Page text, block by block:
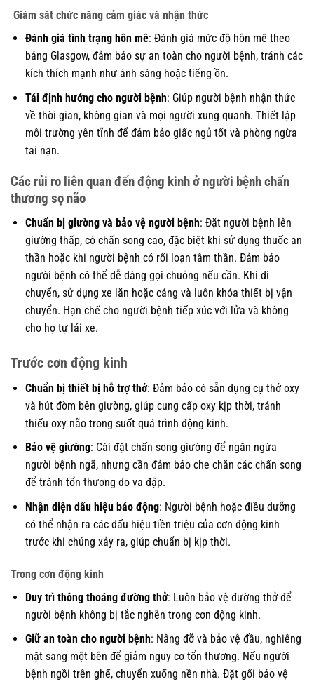
Giám sát chức năng cảm giác và nhận thức
Đánh giá tình trạng hôn mê: Đánh giá mức độ hôn mê theo
bảng Glasgow, đảm bảo sự an toàn cho người bệnh, tránh các
kích thích mạnh như ánh sáng hoặc tiếng ồn.
Tái định hướng cho người bệnh: Giúp người bệnh nhận thức
về thời gian, không gian và mọi người xung quanh. Thiết lập
môi trường yên tĩnh để đảm bảo giấc ngủ tốt và phòng ngừa
tai nạn.
Các rủi ro liên quan đến động kinh ở người bệnh chấn
thương sọ não
Chuẩn bị giường và bảo vệ người bệnh: Đặt người bệnh lên
giường thấp, có chấn song cao, đặc biệt khi sử dụng thuốc an
thần hoặc khi người bệnh có rối loạn tâm thần. Đảm bảo
người bệnh có thể dễ dàng gọi chuông nếu cần. Khi di
chuyển, sử dụng xe lăn hoặc cáng và luôn khóa thiết bị vận
chuyển. Hạn chế cho người bệnh tiếp xúc với lửa và không
cho họ tự lái xe.
Trước cơn động kinh
Chuẩn bị thiết bị hỗ trợ thở: Đảm bảo có sẵn dụng cụ thở oxy
và hút đờm bên giường, giúp cung cấp oxy kịp thời, tránh
thiếu oxy não trong suốt quá trình động kinh.
Bảo vệ giường: Cài đặt chấn song giường để ngăn ngừa
người bệnh ngã, nhưng cần đảm bảo che chắn các chấn song
để tránh tổn thương do va đập.
Nhận diện dấu hiệu báo động: Người bệnh hoặc điều dưỡng
có thể nhận ra các dấu hiệu tiền triệu của cơn động kinh
trước khi chúng xảy ra, giúp chuẩn bị kịp thời.
Trong cơn động kinh
Duy trì thông thoáng đường thở: Luôn bảo vệ đường thở để
người bệnh không bị tắc nghẽn trong cơn động kinh.
Giữ an toàn cho người bệnh: Nâng đỡ và bảo vệ đầu, nghiêng
mặt sang một bên để giảm nguy cơ tổn thương. Nếu người
bệnh ngồi trên ghế, chuyển xuống nền nhà. Đặt gối bảo vệ